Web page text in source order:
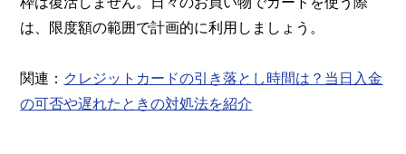
は、限度額の範囲で計画的に利用しましょう。
関連： クレジットカードの引き落とし時間は？当日入金
の可否や遅れたときの対処法を紹介